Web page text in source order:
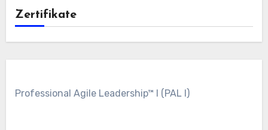
Zertifikate
Professional Agile Leadership™ I (PAL I)